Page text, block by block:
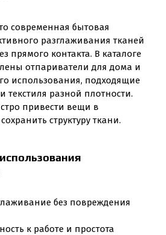
современная бытовая
разглаживания тканей
прямого контакта. В каталоге
отпариватели для дома и
использования, подходящие
текстиля разной плотности.
привести вещи в
структуру ткани.
без повреждения
к работе и простота